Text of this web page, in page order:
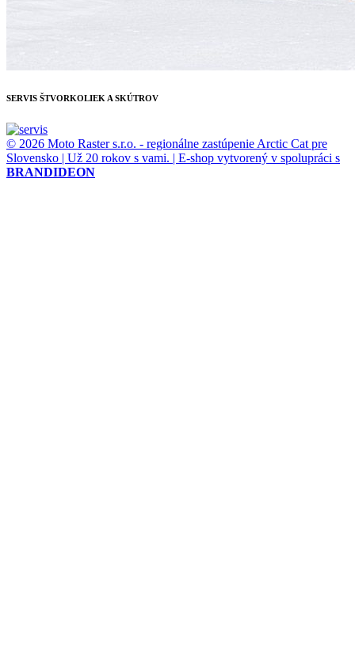
SERVIS ŠTVORKOLIEK A SKÚTROV
© 2026 Moto Raster s.r.o. - regionálne zastúpenie Arctic Cat pre
Slovensko | Už 20 rokov s vami. | E-shop vytvorený v spolupráci s
BRANDIDEON